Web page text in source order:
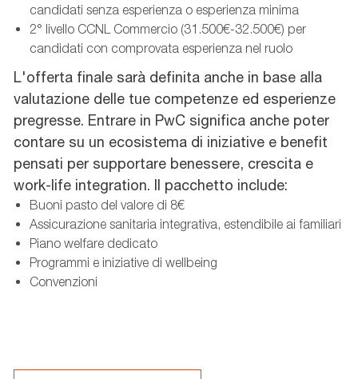
candidati senza esperienza o esperienza minima
2° livello CCNL Commercio (31.500€-32.500€) per
candidati con comprovata esperienza nel ruolo
L'offerta finale sarà definita anche in base alla
valutazione delle tue competenze ed esperienze
pregresse. Entrare in PwC significa anche poter
contare su un ecosistema di iniziative e benefit
pensati per supportare benessere, crescita e
work-life integration. Il pacchetto include:
Buoni pasto del valore di 8€
Assicurazione sanitaria integrativa, estendibile ai familiari
Piano welfare dedicato
Programmi e iniziative di wellbeing
Convenzioni